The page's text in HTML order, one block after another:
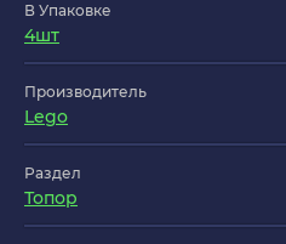
В Упаковке
4шт
Производитель
Lego
Раздел
Топор